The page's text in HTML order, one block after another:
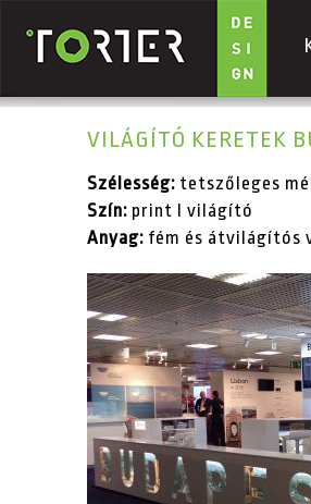
Ugrás a tartalomra
VILÁGÍTÓ KERETEK
Szélesség: tetszőleges
Szín: print I világító
Anyag: fém és átvilágítós